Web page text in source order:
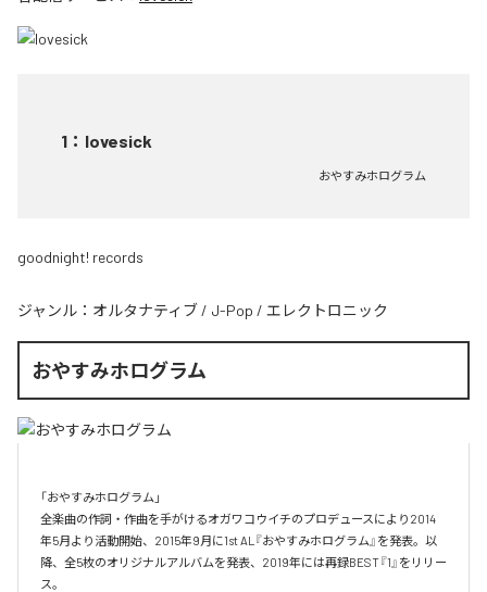
1 ： lovesick
おやすみホログラム
goodnight! records
ジャンル： オルタナティブ / J-Pop / エレクトロニック
おやすみホログラム
「おやすみホログラム」
全楽曲の作詞・作曲を⼿がけるオガワコウイチのプロデュースにより2014
年5⽉より活動開始、2015年9⽉に1st AL『おやすみホログラム』を発表。以
降、全5枚のオリジナルアルバムを発表、2019年には再録BEST『1』をリリー
ス。